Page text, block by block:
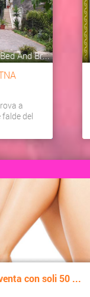
And Br...
a
del
con soli 50 ...